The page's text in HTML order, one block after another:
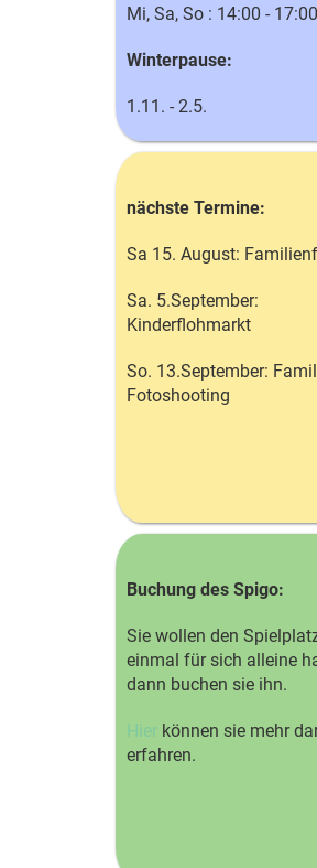
Mi, Sa, So : 14:00 -
Winterpause:
1.11. - 2.5.
nächste Termine:
Sa 15. August:
Sa. 5.September:
Kinderflohmarkt
So. 13.September:
Fotoshooting
Buchung des Spigo:
Sie wollen den
einmal für sich alleine
dann buchen sie ihn.
Hier können sie mehr
erfahren.